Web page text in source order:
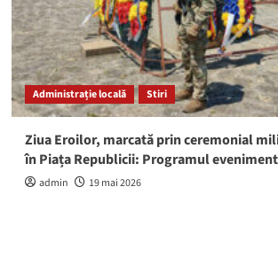
Administrație locală Stiri
Ziua Eroilor, marcată prin ceremonial
în Piața Republicii: Programul
admin 19 mai 2026